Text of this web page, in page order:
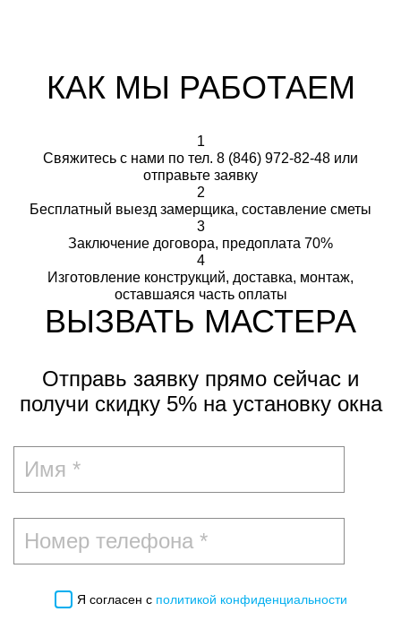
КАК МЫ РАБОТАЕМ
1
Свяжитесь с нами по тел. 8 (846) 972-82-48 или
отправьте заявку
2
Бесплатный выезд замерщика, составление сметы
3
Заключение договора, предоплата 70%
4
Изготовление конструкций, доставка, монтаж,
оставшаяся часть оплаты
ВЫЗВАТЬ МАСТЕРА
Отправь заявку прямо сейчас и
получи скидку 5%на установку окна
Я согласен с политикой конфиденциальности